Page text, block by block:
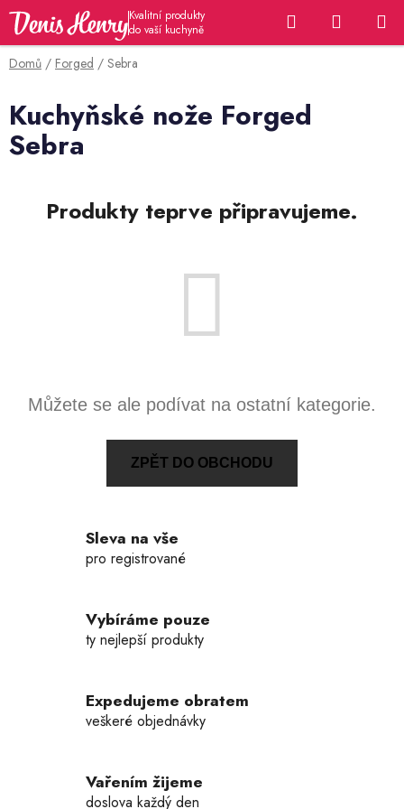
Přejít
obsah
Hledat
KOŠÍK
Domů / Forged / Sebra
Kuchyňské nože Forged
Sebra
Produkty teprve připravujeme.
Můžete se ale podívat na ostatní kategorie.
ZPĚT DO OBCHODU
Sleva na vše
pro registrované
Vybíráme pouze
ty nejlepší produkty
Expedujeme obratem
veškeré objednávky
Vařením žijeme
doslova každý den